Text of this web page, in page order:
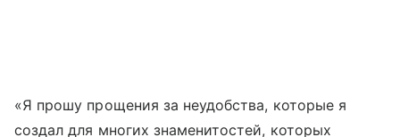
«Я прошу прощения за неудобства, которые я
создал для многих знаменитостей, которых